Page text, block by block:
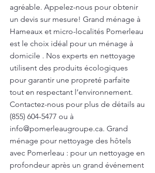
agréable. Appelez-nous pour obtenir
un devis sur mesure! Grand ménage à
Hameaux et micro-localités Pomerleau
est le choix idéal pour un ménage à
domicile . Nos experts en nettoyage
utilisent des produits écologiques
pour garantir une propreté parfaite
tout en respectant l’environnement.
Contactez-nous pour plus de détails au
(855) 604-5477 ou à
info@pomerleaugroupe.ca. Grand
ménage pour nettoyage des hôtels
avec Pomerleau : pour un nettoyage en
profondeur après un grand événement